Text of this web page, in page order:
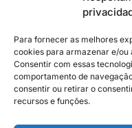
Para fornecer as melhores
cookies para armazenar e/ou
Consentir com essas
comportamento de
consentir ou retirar o
recursos e funções.
Política de Cookies
2026 © Feito com